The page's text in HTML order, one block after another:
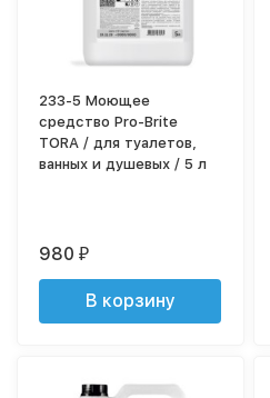
233-5 Моющее
средство Pro-Brite
TORA / для туалетов,
ванных и душевых / 5 л
980₽
В корзину